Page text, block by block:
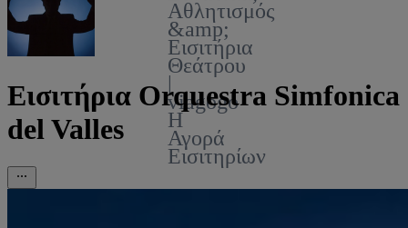
Αθλητισμός
&amp;
Εισιτήρια
Θεάτρου
|
viagogo
Η
Αγορά
Εισιτηρίων
Εισιτήρια Orquestra Simfonica
del Valles